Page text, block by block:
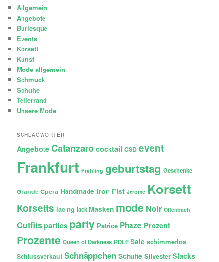
Allgemein
Angebote
Burlesque
Events
Korsett
Kunst
Mode allgemein
Schmuck
Schuhe
Tellerrand
Unsere Mode
SCHLAGWÖRTER
Angebote Catanzaro cocktail CSD event
Frankfurt Frühling geburtstag Geschenke
Grande Opera Handmade Iron Fist Jerome Korsett
Korsetts lacing lack Masken mode Noir Offenbach
Outfits parties party Patrice Phaze Prozent
Prozente Queen of Darkness RDLF Sale schimmerlos
Schlussverkauf Schnäppchen Schuhe Silvester Slacks